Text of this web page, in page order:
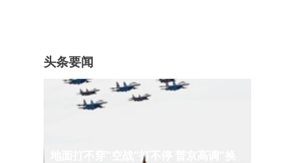
头条要闻
地面打不穿"空战"打不停 普京高调"换